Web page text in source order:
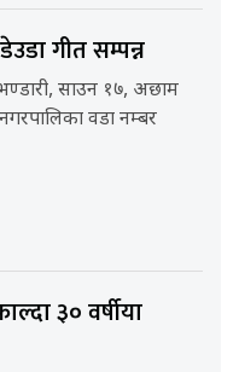
गीत सम्पन्न
साउन १७, अछाम
वडा नम्बर
३० वर्षीया